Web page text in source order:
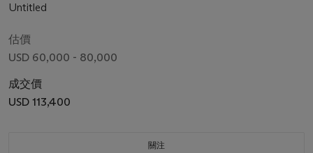
Untitled
估價
USD 60,000 - 80,000
成交價
USD 113,400
關注